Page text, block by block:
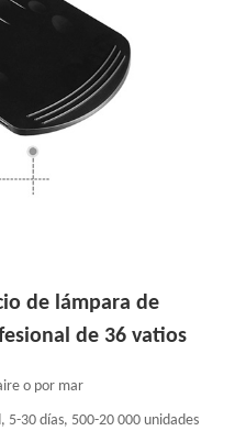
de lámpara de
de 36 vatios
o por mar
30 días, 500-20 000 unidades